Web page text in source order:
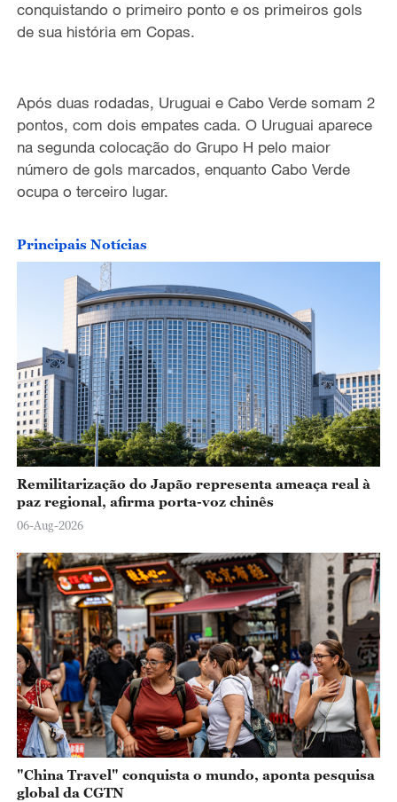
conquistando o primeiro ponto e os primeiros gols
de sua história em Copas.
Após duas rodadas, Uruguai e Cabo Verde somam 2
pontos, com dois empates cada. O Uruguai aparece
na segunda colocação do Grupo H pelo maior
número de gols marcados, enquanto Cabo Verde
ocupa o terceiro lugar.
Principais Notícias
Remilitarização do Japão representa ameaça real à
paz regional, afirma porta-voz chinês
06-Aug-2026
"China Travel" conquista o mundo, aponta pesquisa
global da CGTN